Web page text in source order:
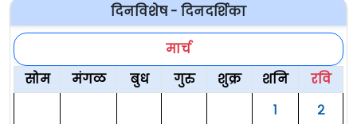
दिनविशेष - दिनदर्शिका
मार्च
सोम
मंगळ बुध गुरु शुक्र शनि
रवि
१
२